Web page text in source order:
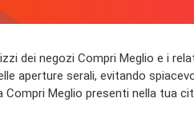
dei negozi Compri Meglio e i
aperture serali, evitando
Compri Meglio presenti nella tua